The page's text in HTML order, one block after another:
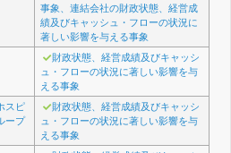
事象、連結会社の財政状態、経営成
績及びキャッシュ・フローの状況に
著しい影響を与える事象
財政状態、経営成績及びキャッシ
ュ・フローの状況に著しい影響を与
える事象
スピ
ープ
財政状態、経営成績及びキャッシ
ュ・フローの状況に著しい影響を与
える事象